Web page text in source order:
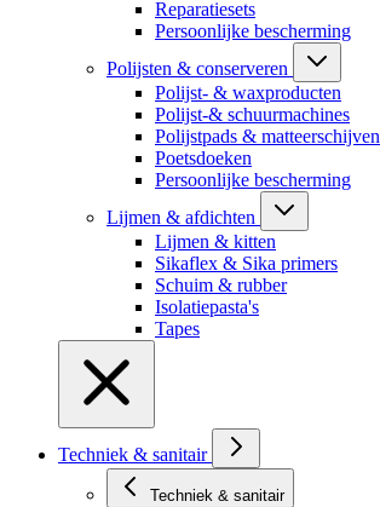
Reparatiesets
Persoonlijke bescherming
Polijsten & conserveren
Polijst- & waxproducten
Polijst-& schuurmachines
Polijstpads & matteerschijven
Poetsdoeken
Persoonlijke bescherming
Lijmen & afdichten
Lijmen & kitten
Sikaflex & Sika primers
Schuim & rubber
Isolatiepasta's
Tapes
Techniek & sanitair
Techniek & sanitair